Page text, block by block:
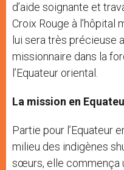
d’aide soignante et
Croix Rouge à l’hôpital
lui sera très précieuse
missionnaire dans la
l’Equateur oriental.
La mission en
Partie pour l’Equateur
milieu des indigènes
sœurs, elle commença